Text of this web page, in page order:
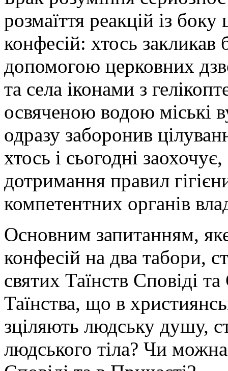
розмаїття реакцій із
конфесій: хтось закликав
допомогою церковних
та села іконами з
освяченою водою міські
одразу заборонив
хтось і сьогодні
дотримання правил
компетентних органів
Основним запитанням,
конфесій на два табори,
святих Таїнств Сповіді
Таїнства, що в
зціляють людську душу,
людського тіла? Чи